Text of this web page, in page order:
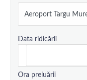
Data ridicării
Ora preluării